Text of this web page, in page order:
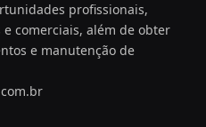
profissionais,
comerciais, além de obter
e manutenção de